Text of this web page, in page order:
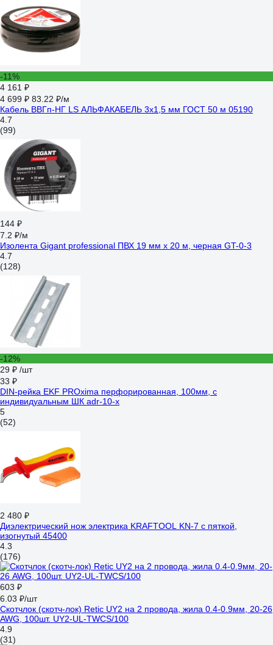
-11%
4 161 ₽
4 699 ₽ 83.22 ₽/м
Кабель ВВГп-НГ LS АЛЬФАКАБЕЛЬ 3х1,5 мм ГОСТ 50 м 05190
4.7
(99)
144 ₽
7.2 ₽/м
Изолента Gigant professional ПВХ 19 мм х 20 м, черная GT-0-3
4.7
(128)
-12%
29 ₽ /шт
33 ₽
DIN-рейка EKF PROxima перфорированная, 100мм, с
индивидуальным ШК adr-10-x
5
(52)
2 480 ₽
Диэлектрический нож электрика KRAFTOOL KN-7 с пяткой,
изогнутый 45400
4.3
(176)
603 ₽
6.03 ₽/шт
Скотчлок (скотч-лок) Retic UY2 на 2 провода, жила 0.4-0.9мм, 20-26
AWG, 100шт. UY2-UL-TWCS/100
4.9
(31)